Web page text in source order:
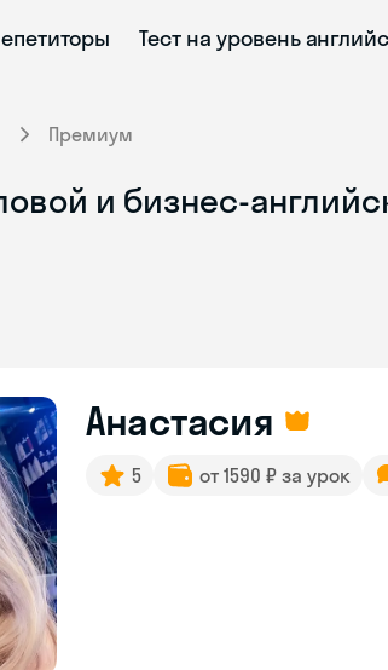
Тест на уровень
Премиум
и бизнес-
Анастасия
5 от 1590 ₽ за урок